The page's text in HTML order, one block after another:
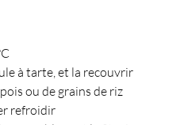
à tarte, et la recouvrir
ou de grains de riz
refroidir